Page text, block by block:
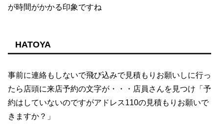
が時間がかかる印象ですね
HATOYA
事前に連絡もしないで飛び込みで見積もりお願いしに行っ
たら店頭に来店予約の文字が・・・店員さんを見つけ「予
約はしていないのですがアドレス110の見積もりお願いで
きますか？」